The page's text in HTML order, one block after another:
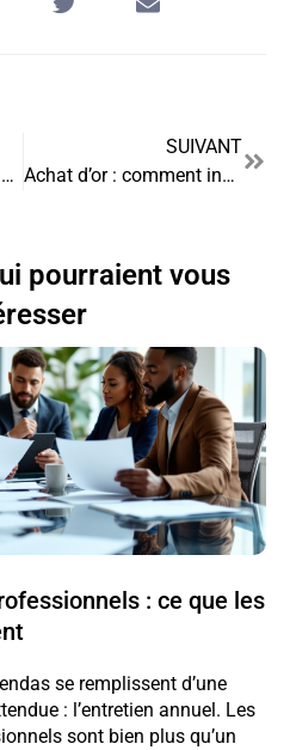
Propulsez votre entreprise de construction vers l’excellence opérationnelle
SUIVANT
Achat d’or : comment investir et sécuriser votre patrimoine ?
pourraient vous
: ce que les
se remplissent d’une
: l’entretien annuel. Les
sont bien plus qu’un